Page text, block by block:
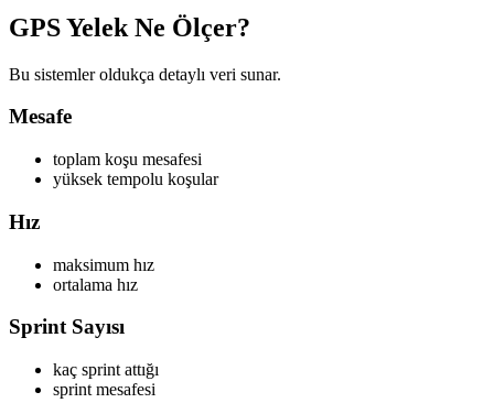
GPS Yelek Ne Ölçer?
Bu sistemler oldukça detaylı veri sunar.
Mesafe
toplam koşu mesafesi
yüksek tempolu koşular
Hız
maksimum hız
ortalama hız
Sprint Sayısı
kaç sprint attığı
sprint mesafesi